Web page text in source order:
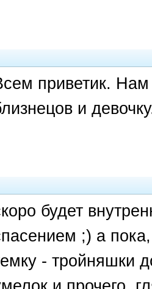
приветик.
и
будет
;) а
- тройняшки